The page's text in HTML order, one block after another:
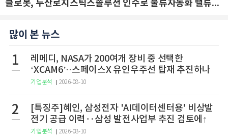
클로봇, 두산로지스틱스솔루션 인수로 물류자동화 밸류체인 확장 추진 - IBK투자증권
많이 본 뉴스
1
레메디, NASA가 200여개 장비 중 선택한
‘XCAM6’··스페이스X 유인우주선 탑재 추진하나
기업분석 2026-08-10
2
[특징주]혜인, 삼성전자 'AI데이터센터용' 비상발
전기 공급 이력‥삼성 발전사업부 추진 검토에↑
기업분석 2026-08-10